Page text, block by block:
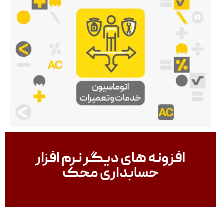
افزونه های دیگر نرم افزار
حسابداری محک